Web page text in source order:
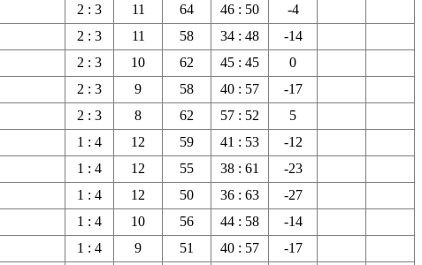
2 : 3 11 64 46 : 50
-4
2 : 3 11 58 34 : 48
-14
2 : 3 10 62 45 : 45
0
2 : 3 9 58 40 : 57
-17
2 : 3 8 62 57 : 52
5
1 : 4 12 59 41 : 53
-12
1 : 4 12 55 38 : 61
-23
1 : 4 12 50 36 : 63
-27
1 : 4 10 56 44 : 58
-14
1 : 4 9 51 40 : 57
-17